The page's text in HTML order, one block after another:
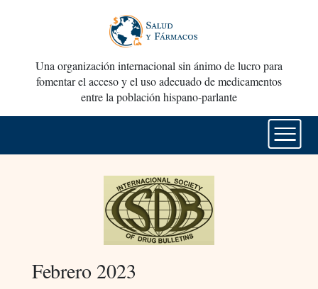
Una organización internacional sin ánimo de lucro para
fomentar el acceso y el uso adecuado de medicamentos
entre la población hispano-parlante
Febrero 2023